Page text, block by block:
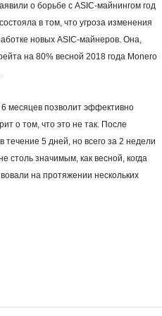
о борьбе с ASIC-майнингом год
в том, что угроза изменения
новых ASIC-майнеров. Она,
на 80% весной 2018 года Monero
месяцев позволит эффективно
о том, что это не так. После
5 дней, но всего за 2 недели
столь значимым, как весной, когда
на протяжении нескольких